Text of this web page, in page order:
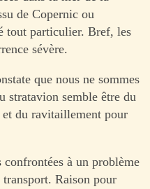
de Copernic ou
tout particulier. Bref, les
sévère.
que nous ne sommes
stratavion semble être du
du ravitaillement pour
à un problème
Raison pour